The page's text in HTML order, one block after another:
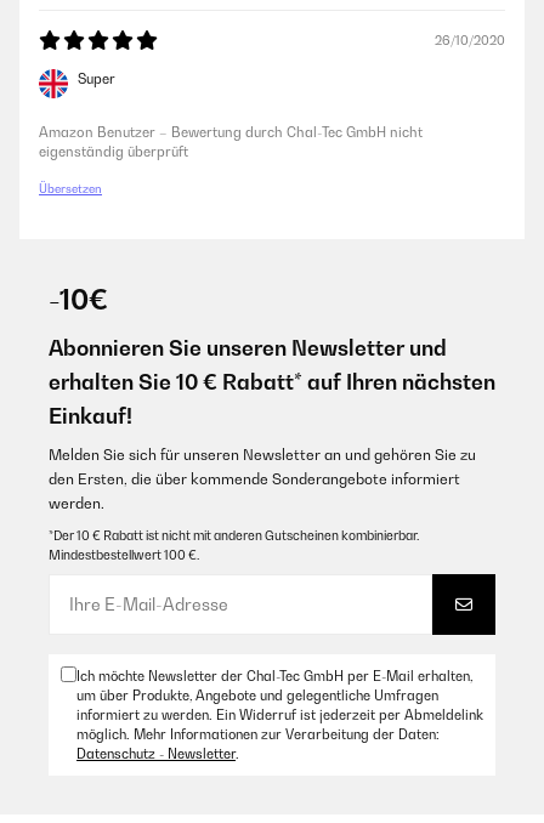
26/10/2020
Super
Amazon Benutzer – Bewertung durch Chal-Tec GmbH nicht
eigenständig überprüft
Übersetzen
-10€
Abonnieren Sie unseren Newsletter und
erhalten Sie 10 € Rabatt* auf Ihren nächsten
Einkauf!
Melden Sie sich für unseren Newsletter an und gehören Sie zu
den Ersten, die über kommende Sonderangebote informiert
werden.
*Der 10 € Rabatt ist nicht mit anderen Gutscheinen kombinierbar.
Mindestbestellwert 100 €.
Ich möchte Newsletter der Chal-Tec GmbH per E-Mail erhalten,
um über Produkte, Angebote und gelegentliche Umfragen
informiert zu werden. Ein Widerruf ist jederzeit per Abmeldelink
möglich. Mehr Informationen zur Verarbeitung der Daten:
Datenschutz - Newsletter.